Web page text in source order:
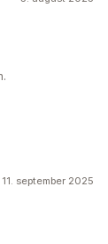
11. september 2025